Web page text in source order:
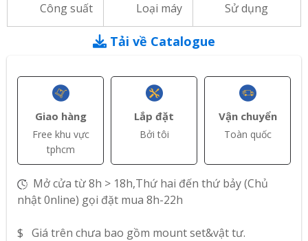
Công suất Loại máy Sử dụng
Tải về Catalogue
Giao hàng
Free khu vực
tphcm
Lắp đặt
Bởi tôi
Vận chuyển
Toàn quốc
Mở cửa từ 8h > 18h,Thứ hai đến thứ bảy (Chủ
nhật 0nline) gọi đặt mua 8h-22h
$ Giá trên chưa bao gồm mount set&vật tư.